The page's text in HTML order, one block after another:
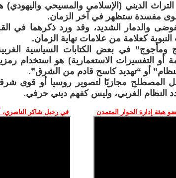
الديني (الإسلامي والمسيحي واليهودي)
مفسدة ستظهر في آخر الزمان.
والدمار الشديد، وقد ورد ذكرهما في
النبوية كعلامة من علامات نهاية الزمان.
ومأجوج” في بعض الكتابات السياسية
أو التفسيرات الاستعمارية) هو استخدام
أو “تهديد كاسح قادم من الشرق”.
المصطلح مجازيًا لتصوير روسيا أو قوى
النظام الغربي، وليس كفهم ديني حرفي.
هيئة إدارة الحوار المتمدن في رحيل شاكر